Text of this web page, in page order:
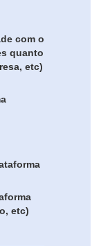
com o
quanto
etc)
etc)